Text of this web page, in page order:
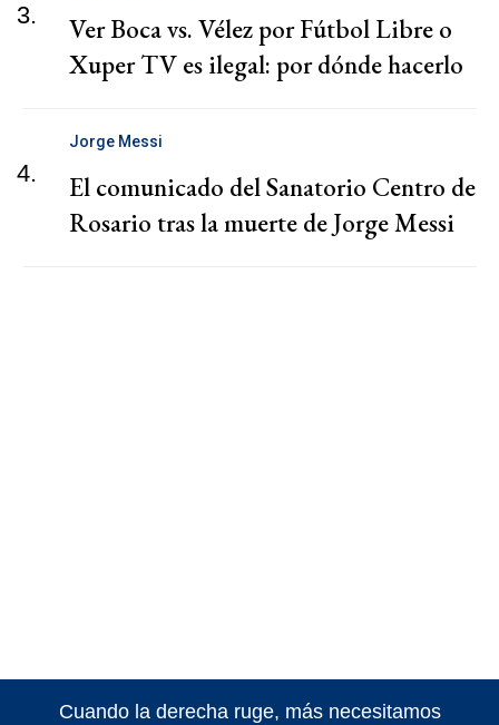
3.
Ver Boca vs. Vélez por Fútbol Libre o
Xuper TV es ilegal: por dónde hacerlo
4.
Jorge Messi
El comunicado del Sanatorio Centro de
Rosario tras la muerte de Jorge Messi
Cuando la derecha ruge, más necesitamos